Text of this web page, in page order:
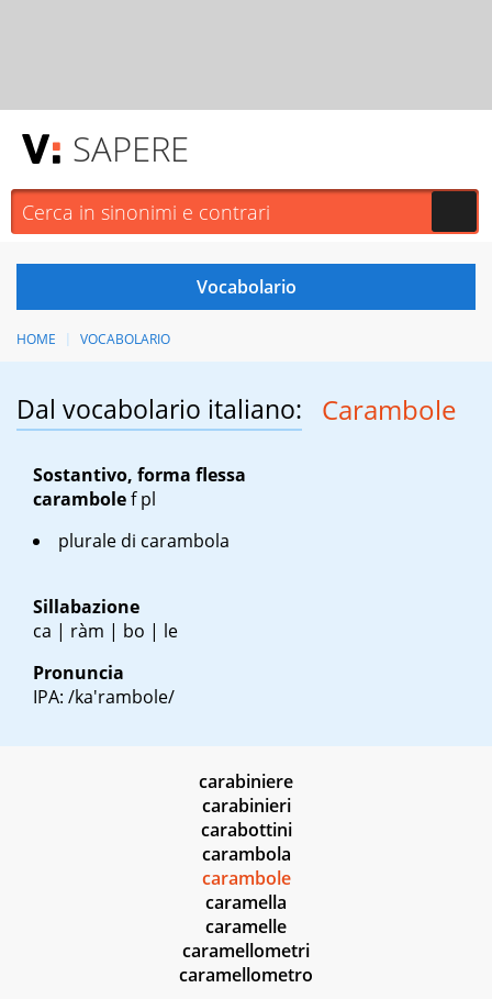
SAPERE
HOME VOCABOLARIO
Dal vocabolario italiano: Carambole
Sostantivo, forma flessa
carambolef pl
plurale di carambola
Sillabazione
ca | ràm | bo | le
Pronuncia
IPA: /ka'rambole/
carabiniere
carabinieri
carabottini
carambola
carambole
caramella
caramelle
caramellometri
caramellometro